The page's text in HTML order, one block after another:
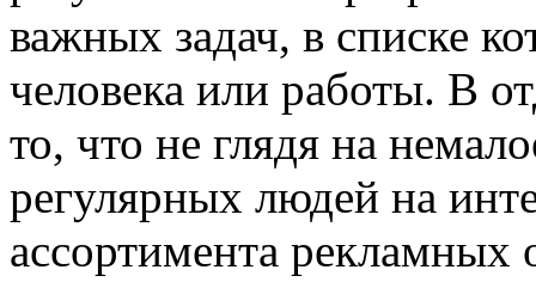
важных задач, в списке
человека или работы. В
то, что не глядя на
регулярных людей на
ассортимента рекламных